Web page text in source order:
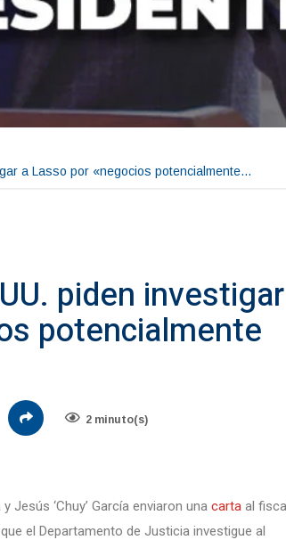
a Lasso por «negocios potencialmente…
piden investigar
potencialmente
2 minuto(s)
Jesús ‘Chuy’ García enviaron una carta al fiscal
el Departamento de Justicia investigue al